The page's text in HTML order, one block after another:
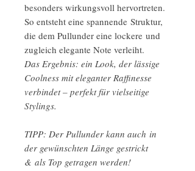
besonders wirkungsvoll hervortreten.
So entsteht eine spannende Struktur,
die dem Pullunder eine lockere und
zugleich elegante Note verleiht.
Das Ergebnis: ein Look, der lässige
Coolness mit eleganter Raffinesse
verbindet – perfekt für vielseitige
Stylings.
TIPP: Der Pullunder kann auch in
der gewünschten Länge gestrickt
& als Top getragen werden!